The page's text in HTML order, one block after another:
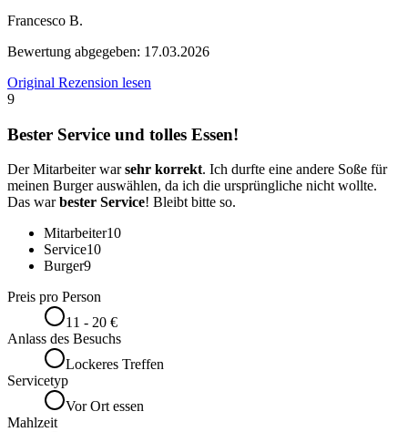
Francesco B.
Bewertung abgegeben: 17.03.2026
Original Rezension lesen
9
Bester Service und tolles Essen!
Der Mitarbeiter warsehr korrekt. Ich durfte eine andere Soße für
meinen Burger auswählen, da ich die ursprüngliche nicht wollte.
Das warbester Service! Bleibt bitte so.
Mitarbeiter10
Service10
Burger9
Preis pro Person
11 - 20 €
Anlass des Besuchs
Lockeres Treffen
Servicetyp
Vor Ort essen
Mahlzeit